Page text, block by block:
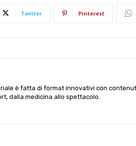
Twitter Pinterest
è fatta di format innovativi con
dalla medicina allo spettacolo.